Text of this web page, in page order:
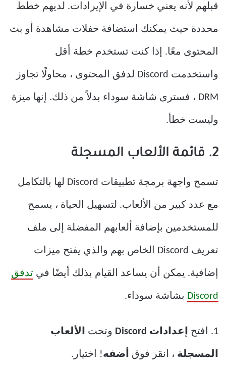
قبلهم لأنه يعني خسارة في الإيرادات. لديهم خطط
محددة حيث يمكنك استضافة حفلات مشاهدة أو بث
المحتوى معًا. إذا كنت تستخدم خطة أقل
واستخدمت Discord لدفق المحتوى ، محاولًا تجاوز
DRM ، فسترى شاشة سوداء بدلاً من ذلك. إنها ميزة
وليست خطأ.
2. قائمة الألعاب المسجلة
تسمح واجهة برمجة تطبيقات Discord لها بالتكامل
مع عدد كبير من الألعاب. لتسهيل الحياة ، يسمح
للمستخدمين بإضافة ألعابهم المفضلة إلى ملف
تعريف Discord الخاص بهم والذي يفتح ميزات
إضافية. يمكن أن يساعد القيام بذلك أيضًا في تدفق
Discord بشاشة سوداء.
1. افتح إعدادات Discord وتحت الألعاب
المسجلة ، انقر فوق أضفه! اختيار.